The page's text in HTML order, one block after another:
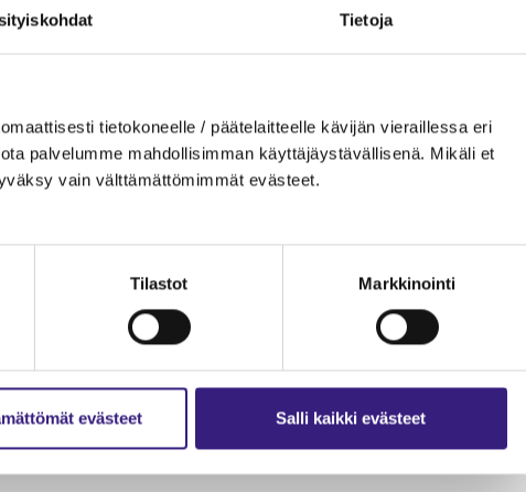
Tietoja
tietokoneelle / päätelaitteelle kävijän vieraillessa eri
palvelumme mahdollisimman käyttäjäystävällisenä. Mikäli et
vain välttämättömimmät evästeet.
Tilastot Markkinointi
evästeet Salli kaikki evästeet